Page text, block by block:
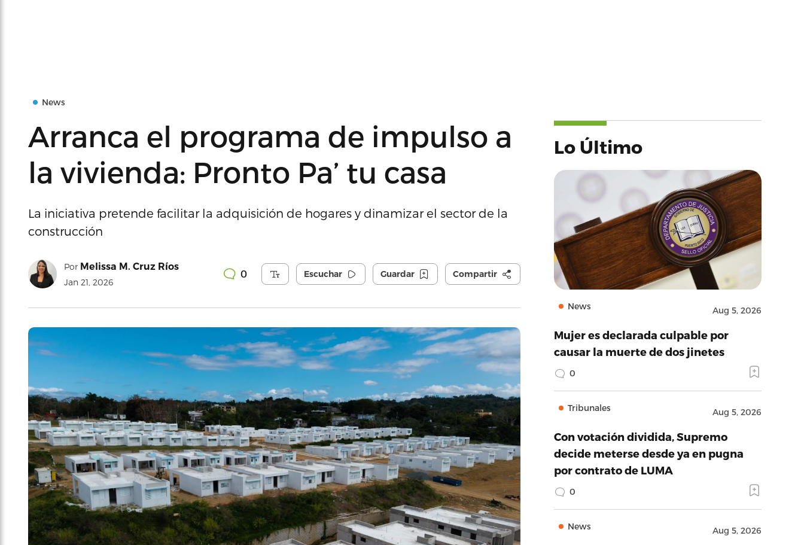
News
Arranca el programa de impulso a
la vivienda: Pronto Pa’ tu casa
La iniciativa pretende facilitar la adquisición de hogares y dinamizar el sector de la
construcción
Por Melissa M. Cruz Ríos
Jan 21, 2026
0 Escuchar Guardar Compartir
Lo Último
News Aug 5, 2026
Mujer es declarada culpable por
causar la muerte de dos jinetes
0
Tribunales Aug 5, 2026
Con votación dividida, Supremo
decide meterse desde ya en pugna
por contrato de LUMA
0
News Aug 5, 2026